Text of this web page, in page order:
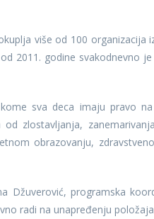
više od 100 organizacija
2011. godine svakodnevno
sva deca imaju pravo
zlostavljanja,
obrazovanju,
Džuverović, programska
radi na unapređenju